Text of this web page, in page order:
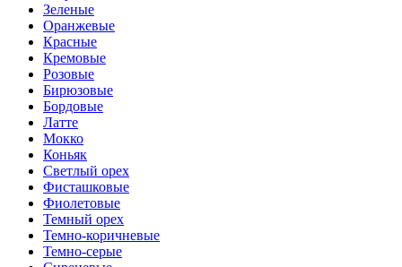
Зеленые
Оранжевые
Красные
Кремовые
Розовые
Бирюзовые
Бордовые
Латте
Мокко
Коньяк
Светлый орех
Фисташковые
Фиолетовые
Темный орех
Темно-коричневые
Темно-серые